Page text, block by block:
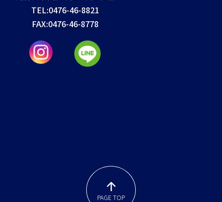
TEL:0476-46-8821
FAX:0476-46-8778
PAGE TOP